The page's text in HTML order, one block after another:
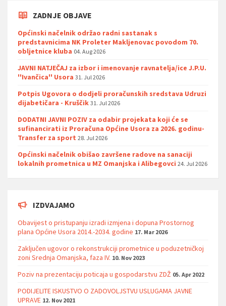
ZADNJE OBJAVE
Općinski načelnik održao radni sastanak s
predstavnicima NK Proleter Makljenovac povodom 70.
obljetnice kluba 04. Aug 2026
JAVNI NATJEČAJ za izbor i imenovanje ravnatelja/ice J.P.U.
''Ivančica'' Usora 31. Jul 2026
Potpis Ugovora o dodjeli proračunskih sredstava Udruzi
dijabetičara - Kruščik 31. Jul 2026
DODATNI JAVNI POZIV za odabir projekata koji će se
sufinancirati iz Proračuna Općine Usora za 2026. godinu-
Transfer za sport 28. Jul 2026
Općinski načelnik obišao završene radove na sanaciji
lokalnih prometnica u MZ Omanjska i Alibegovci 24. Jul 2026
IZDVAJAMO
Obavijest o pristupanju izradi izmjena i dopuna Prostornog
plana Općine Usora 2014.-2034. godine 17. Mar 2026
Zaključen ugovor o rekonstrukciji prometnice u poduzetničkoj
zoni Srednja Omanjska, faza IV. 10. Nov 2023
Poziv na prezentaciju poticaja u gospodarstvu ZDŽ 05. Apr 2022
PODIJELITE ISKUSTVO O ZADOVOLJSTVU USLUGAMA JAVNE
UPRAVE 12. Nov 2021